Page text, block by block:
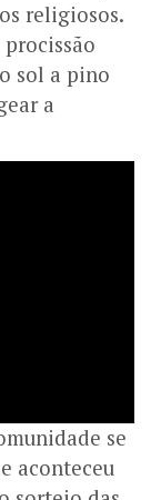
religiosos.
sol a pino
a
se
aconteceu